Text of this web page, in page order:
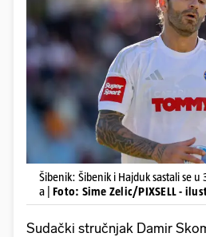
Šibenik: Šibenik i Hajduk sastali se u
a | Foto: Sime Zelic/PIXSELL -
Sudački stručnjak Damir